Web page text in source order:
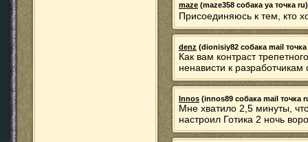
maze (maze358 собака ya точка
Присоединяюсь к тем, кто
denz (dionisiy82 собака mail
Как вам контраст
ненависти к разработчикам
Innos (innos89 собака mail точка
Мне хватило 2,5 минуты,
настроил Готика 2 ночь